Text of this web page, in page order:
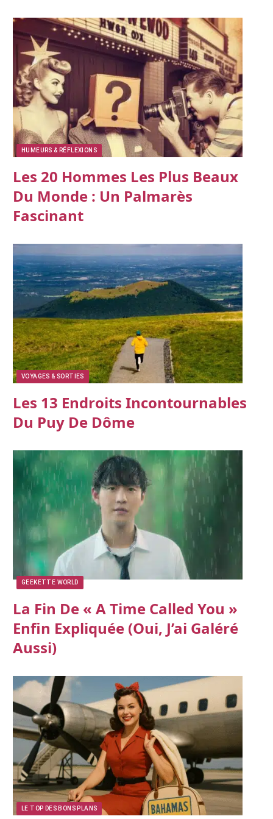
HUMEURS & RÉFLEXIONS
Les 20 Hommes Les Plus Beaux
Du Monde : Un Palmarès
Fascinant
VOYAGES & SORTIES
Les 13 Endroits Incontournables
Du Puy De Dôme
GEEKETTE WORLD
La Fin De « A Time Called You »
Enfin Expliquée (oui, J’ai Galéré
Aussi)
LE TOP DES BONS PLANS